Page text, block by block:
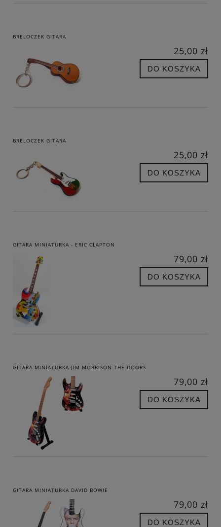
BRELOCZEK GITARA
25,00 zł
DO KOSZYKA
BRELOCZEK GITARA
25,00 zł
DO KOSZYKA
GITARA MINIATURKA - ERIC CLAPTON
79,00 zł
DO KOSZYKA
GITARA MINIATURKA JIM MORRISON THE DOORS
79,00 zł
DO KOSZYKA
GITARA MINIATURKA DAVID BOWIE
79,00 zł
DO KOSZYKA